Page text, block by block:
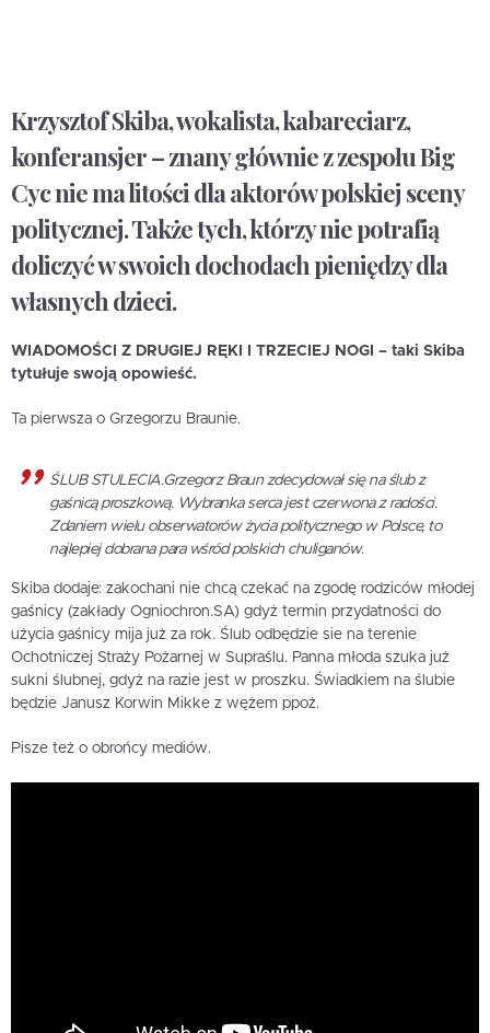
Krzysztof Skiba, wokalista, kabareciarz,
konferansjer – znany głównie z zespołu Big
Cyc nie ma litości dla aktorów polskiej sceny
politycznej. Także tych, którzy nie potrafią
doliczyć w swoich dochodach pieniędzy dla
własnych dzieci.
WIADOMOŚCI Z DRUGIEJ RĘKI I TRZECIEJ NOGI – taki Skiba
tytułuje swoją opowieść.
Ta pierwsza o Grzegorzu Braunie.
ŚLUB STULECIA.Grzegorz Braun zdecydował się na ślub z
gaśnicą proszkową. Wybranka serca jest czerwona z radości.
Zdaniem wielu obserwatorów życia politycznego w Polsce, to
najlepiej dobrana para wśród polskich chuliganów.
Skiba dodaje: zakochani nie chcą czekać na zgodę rodziców młodej
gaśnicy (zakłady Ogniochron.SA) gdyż termin przydatności do
użycia gaśnicy mija już za rok. Ślub odbędzie sie na terenie
Ochotniczej Straży Pożarnej w Supraślu. Panna młoda szuka już
sukni ślubnej, gdyż na razie jest w proszku. Świadkiem na ślubie
będzie Janusz Korwin Mikke z wężem ppoż.
Pisze też o obrońcy mediów.